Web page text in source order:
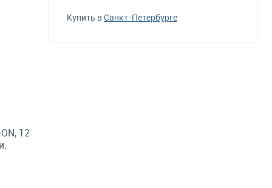
12
Купить вСанкт-Петербурге